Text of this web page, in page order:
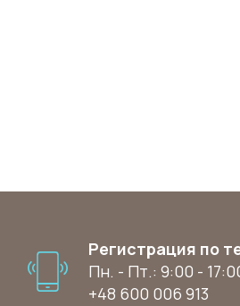
Регистрация по
Пн. - Пт.: 9:00 -
+48 600 006 913